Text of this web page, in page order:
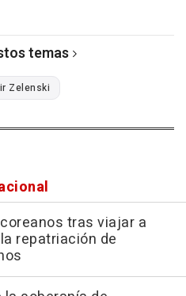
temas
Zelenski
tras viajar a
repatriación de